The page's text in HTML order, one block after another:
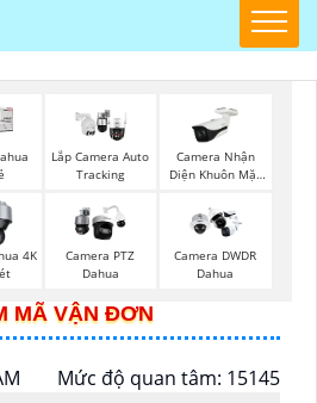
Lắp Camera Auto
Tracking
Camera Nhận
Diện Khuôn Mặt
4K
Camera PTZ
Dahua
Camera DWDR
Dahua
MÃ VẬN ĐƠN
Mức độ quan tâm: 15145